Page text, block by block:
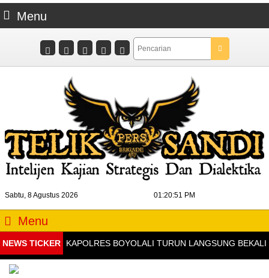
Menu
Sabtu, 8 Agustus 2026 01:20:52 PM
Menu
NEWS TICKERKAPOLRES BOYOLALI TURUN LANGSUNG BEKALI